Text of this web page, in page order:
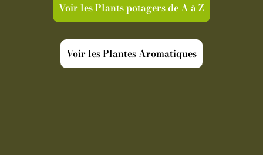
Voir les Plants potagers de A à Z
Voir les Plantes Aromatiques